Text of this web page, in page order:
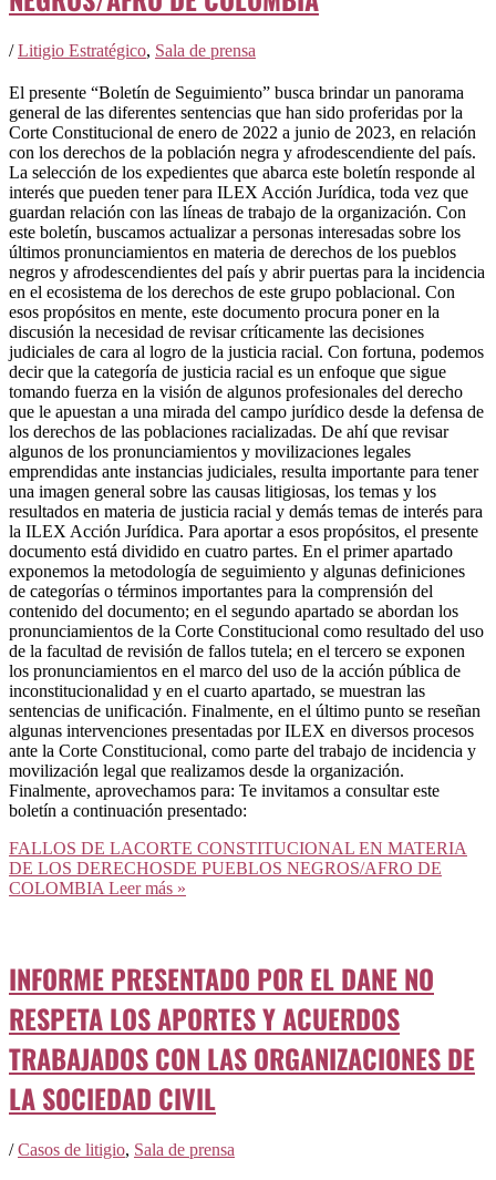
/Litigio Estratégico, Sala de prensa
El presente “Boletín de Seguimiento” busca brindar un panorama
general de las diferentes sentencias que han sido proferidas por la
Corte Constitucional de enero de 2022 a junio de 2023, en relación
con los derechos de la población negra y afrodescendiente del país.
La selección de los expedientes que abarca este boletín responde al
interés que pueden tener para ILEX Acción Jurídica, toda vez que
guardan relación con las líneas de trabajo de la organización. Con
este boletín, buscamos actualizar a personas interesadas sobre los
últimos pronunciamientos en materia de derechos de los pueblos
negros y afrodescendientes del país y abrir puertas para la incidencia
en el ecosistema de los derechos de este grupo poblacional. Con
esos propósitos en mente, este documento procura poner en la
discusión la necesidad de revisar críticamente las decisiones
judiciales de cara al logro de la justicia racial. Con fortuna, podemos
decir que la categoría de justicia racial es un enfoque que sigue
tomando fuerza en la visión de algunos profesionales del derecho
que le apuestan a una mirada del campo jurídico desde la defensa de
los derechos de las poblaciones racializadas. De ahí que revisar
algunos de los pronunciamientos y movilizaciones legales
emprendidas ante instancias judiciales, resulta importante para tener
una imagen general sobre las causas litigiosas, los temas y los
resultados en materia de justicia racial y demás temas de interés para
la ILEX Acción Jurídica. Para aportar a esos propósitos, el presente
documento está dividido en cuatro partes. En el primer apartado
exponemos la metodología de seguimiento y algunas definiciones
de categorías o términos importantes para la comprensión del
contenido del documento; en el segundo apartado se abordan los
pronunciamientos de la Corte Constitucional como resultado del uso
de la facultad de revisión de fallos tutela; en el tercero se exponen
los pronunciamientos en el marco del uso de la acción pública de
inconstitucionalidad y en el cuarto apartado, se muestran las
sentencias de unificación. Finalmente, en el último punto se reseñan
algunas intervenciones presentadas por ILEX en diversos procesos
ante la Corte Constitucional, como parte del trabajo de incidencia y
movilización legal que realizamos desde la organización.
Finalmente, aprovechamos para: Te invitamos a consultar este
boletín a continuación presentado:
FALLOS DE LACORTE CONSTITUCIONAL EN MATERIA
DE LOS DERECHOSDE PUEBLOS NEGROS/AFRO DE
COLOMBIA Leer más »
INFORME PRESENTADO POR EL DANE NO
RESPETA LOS APORTES Y ACUERDOS
TRABAJADOS CON LAS ORGANIZACIONES DE
LA SOCIEDAD CIVIL
/Casos de litigio, Sala de prensa